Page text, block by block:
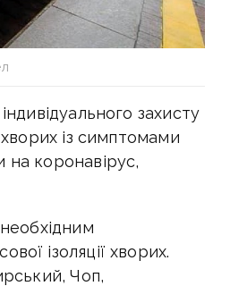
захисту
із симптомами
на коронавірус,
ізоляції хворих.
Чоп,